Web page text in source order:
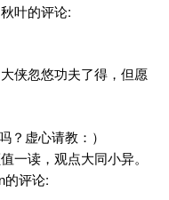
叶的评论:
侠忽悠功夫了得，但愿
？虚心请教：）
一读，观点大同小异。
的评论: